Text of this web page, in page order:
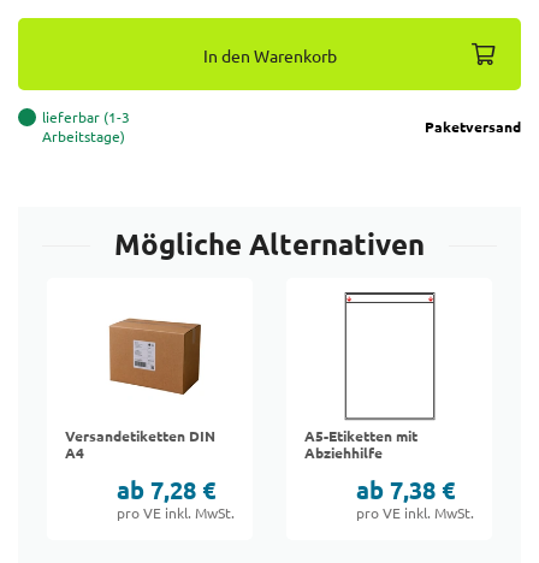
In den Warenkorb
lieferbar (1-3
Arbeitstage)
Paketversand
Mögliche Alternativen
Versandetiketten DIN
A4
ab 7,28 €
pro VE inkl. MwSt.
A5-Etiketten mit
Abziehhilfe
ab 7,38 €
pro VE inkl. MwSt.